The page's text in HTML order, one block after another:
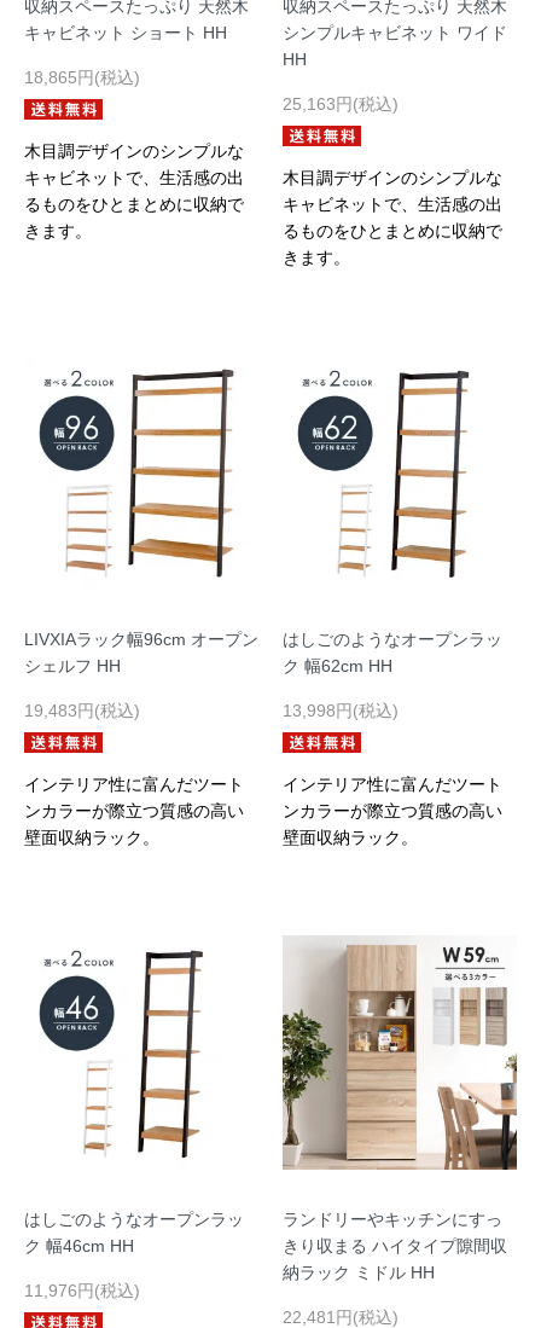
収納スペースたっぷり 天然木
キャビネット ショート HH
18,865円(税込)
木目調デザインのシンプルな
キャビネットで、生活感の出
るものをひとまとめに収納で
きます。
収納スペースたっぷり 天然木
シンプルキャビネット ワイド
HH
25,163円(税込)
木目調デザインのシンプルな
キャビネットで、生活感の出
るものをひとまとめに収納で
きます。
LIVXIAラック幅96cm オープン
シェルフ HH
19,483円(税込)
インテリア性に富んだツート
ンカラーが際立つ質感の高い
壁面収納ラック。
はしごのようなオープンラッ
ク 幅62cm HH
13,998円(税込)
インテリア性に富んだツート
ンカラーが際立つ質感の高い
壁面収納ラック。
はしごのようなオープンラッ
ク 幅46cm HH
11,976円(税込)
ランドリーやキッチンにすっ
きり収まる ハイタイプ隙間収
納ラック ミドル HH
22,481円(税込)